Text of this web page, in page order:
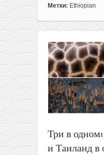
Метки: Ethiopian
Три в
и Таиланд в